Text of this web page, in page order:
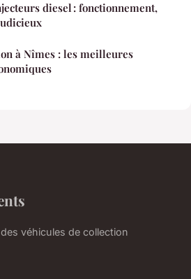
diesel : fonctionnement,
à Nîmes : les meilleures
véhicules de collection